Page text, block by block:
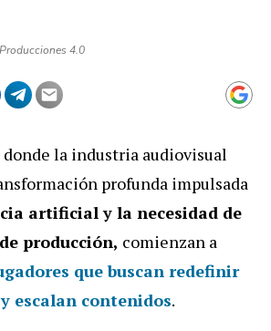
4.0
la industria audiovisual
profunda impulsada
artificial y la necesidad de
producción, comienzan a
que buscan redefinir
escalan contenidos.